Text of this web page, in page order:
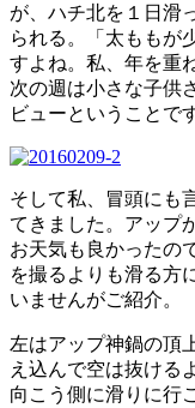
が、ハチ北を１日滑
られる。「太ももが
すよね。私、年を重
次の週は小さな子供
ビューということで
そして私、冒頭にも
てきました。アップ
お天気も良かったの
を撮るよりも滑る方
いませんがご紹介。
左はアップ神鍋の頂
え込んで空は抜け
向こう側に滑りに行